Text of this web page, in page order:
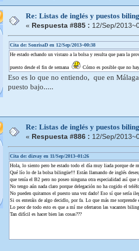
Re: Listas de inglés y puestos
« Respuesta #885 : 12/Sep/
Cita de: SonrisaD en 12/Sep/2013~00:38
He estado echando un vistazo a la bolsa y resulta que para la
puesto desde el fin de semana Cómo es posible que no
Eso es lo que no entiendo, que en
puesto bajo.....
Re: Listas de inglés y puestos
« Respuesta #886 : 12/Sep/
Cita de: dizvay en 11/Sep/2013~01:26
Hola, lo siento pero he estado todo el día muy liada porque
Qué lío lo de la bolsa bilingüe!!! Están llamando de inglés
que tenía el B2 pero no poseo ninguna otra especialidad así
No tengo aún nada claro porque delegación no ha cogido el
No pueden quitarnos el puesto una vez dado! Eso sí que sería
Si os enteráis de algo decidlo, por fa. Lo que más me sorprende
Lo peor de todo esto es que a mí me ofertaron las vacantes
Tan difícil es hacer bien las cosas???